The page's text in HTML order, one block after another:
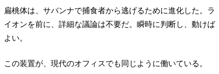
扁桃体は、サバンナで捕食者から逃げるために進化した。ラ
イオンを前に、詳細な議論は不要だ。瞬時に判断し、動けば
よい。
この装置が、現代のオフィスでも同じように働いている。